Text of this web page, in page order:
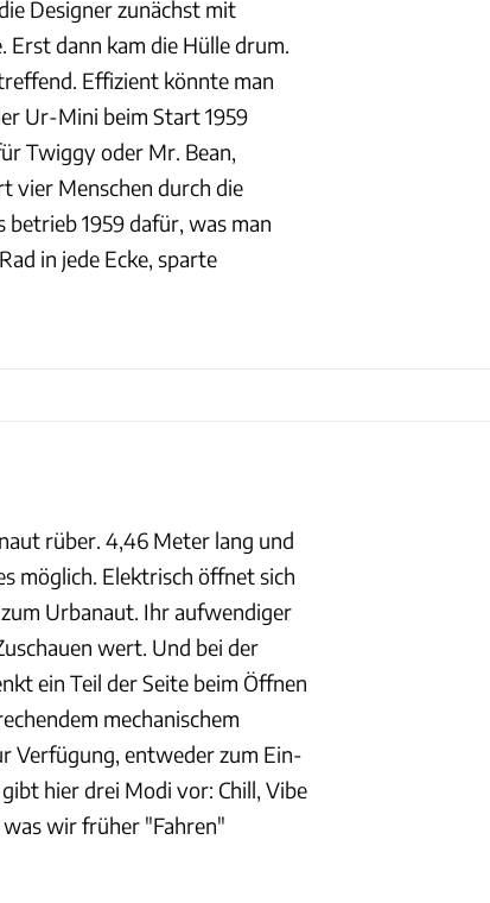
Designer zunächst mit
dann kam die Hülle drum.
Effizient könnte man
Ur-Mini beim Start 1959
Twiggy oder Mr. Bean,
vier Menschen durch die
betrieb 1959 dafür, was man
in jede Ecke, sparte
rüber. 4,46 Meter lang und
möglich. Elektrisch öffnet sich
Urbanaut. Ihr aufwendiger
wert. Und bei der
ein Teil der Seite beim Öffnen
mechanischem
Verfügung, entweder zum Ein-
hier drei Modi vor: Chill, Vibe
wir früher "Fahren"